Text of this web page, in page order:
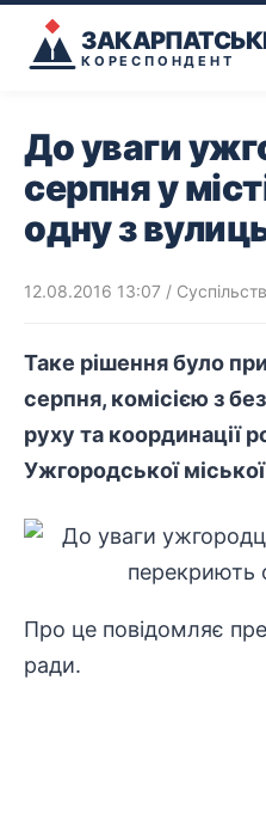
КОРЕСПОНДЕНТ
До уваги
серпня у
одну з
12.08.2016 13:07 /
Таке рішення було
серпня, комісією з
руху та координації
Ужгородської
Про це повідомляє
ради.